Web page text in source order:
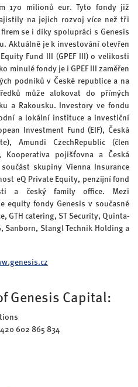
170 milionů eur. Tyto fondy již
na jejich rozvoj více než tři
se i díky spolupráci s Genesis
Aktuálně je k investování otevřen
Fund III (GPEF III) o velikosti
minulé fondy je i GPEF III zaměřen
podniků v České republice a na
může alokovat do přímých
a Rakousku. Investory ve fondu
a lokální instituce a investiční
Investment Fund (EIF), Česká
Amundi CzechRepublic (člen
Kooperativa pojišťovna a Česká
skupiny Vienna Insurance
eQ Private Equity, penzijní fond
a český family office. Mezi
equity fondy Genesis v současné
GTH catering, ST Security, Quinta-
Sanborn, Stangl Technik Holding a
Genesis Capital:
602 865 834